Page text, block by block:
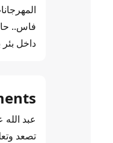
فاس..
داخل
عبد الله
تصعد